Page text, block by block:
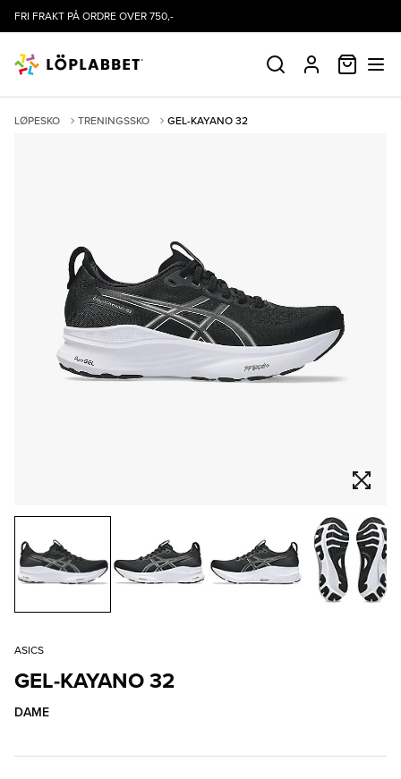
FRI FRAKT PÅ ORDRE OVER 750,-
SØK PROFIL
LØPESKO TRENINGSSKO GEL-KAYANO 32
ASICS
GEL-KAYANO 32
DAME